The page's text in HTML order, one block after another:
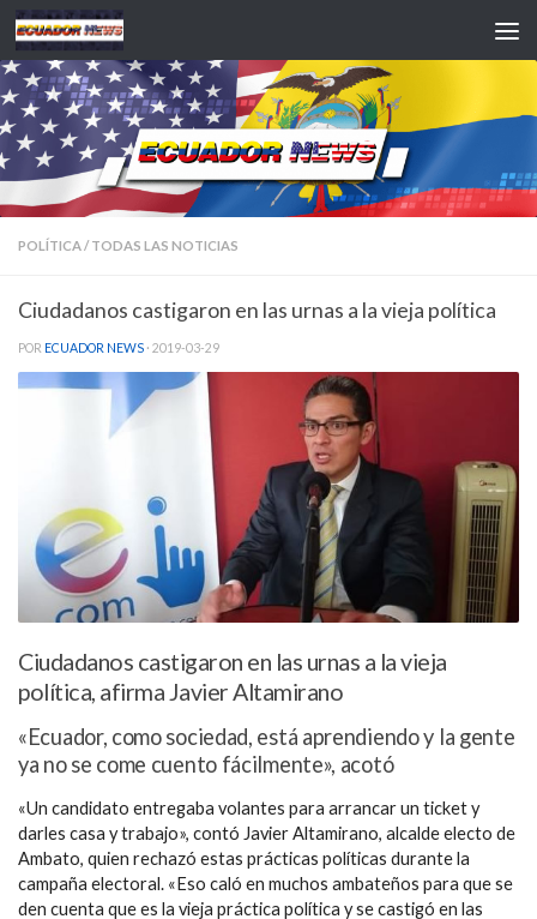
Saltar al contenido
POLÍTICA/ TODAS LAS NOTICIAS
Ciudadanos castigaron en las urnas a la vieja política
POR ECUADOR NEWS · 2019-03-29
Ciudadanos castigaron en las urnas a la vieja
política, afirma Javier Altamirano
«Ecuador, como sociedad, está aprendiendo y la gente
ya no se come cuento fácilmente», acotó
«Un candidato entregaba volantes para arrancar un ticket y
darles casa y trabajo», contó Javier Altamirano, alcalde electo de
Ambato, quien rechazó estas prácticas políticas durante la
campaña electoral. «Eso caló en muchos ambateños para que se
den cuenta que es la vieja práctica política y se castigó en las